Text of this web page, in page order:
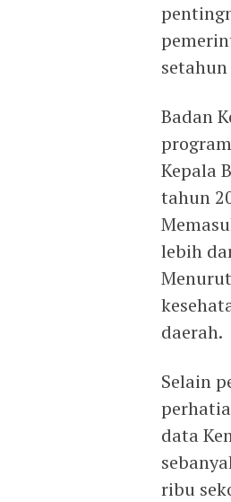
Badan
Kepala
tahun
lebih
daerah.
Selain
data
ribu